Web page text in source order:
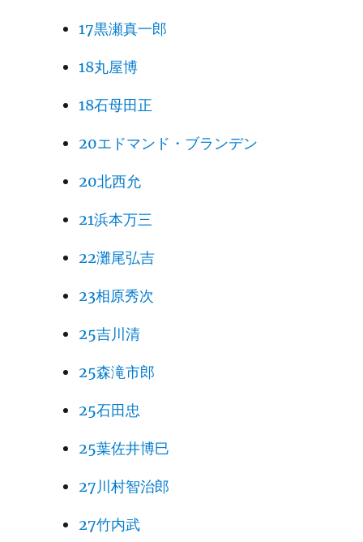
17黒瀬真一郎
18丸屋博
18石母田正
20エドマンド・ブランデン
20北西允
21浜本万三
22灘尾弘吉
23相原秀次
25吉川清
25森滝市郎
25石田忠
25葉佐井博巳
27川村智治郎
27竹内武